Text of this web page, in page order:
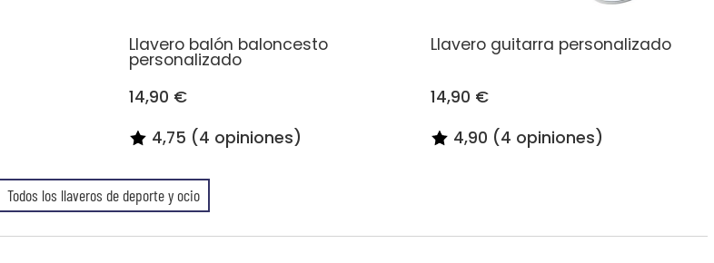
Llavero balón baloncesto
personalizado
14,90 €
4,75 (4 opiniones)
Llavero guitarra personalizado
14,90 €
4,90 (4 opiniones)
Todos los llaveros de deporte y ocio